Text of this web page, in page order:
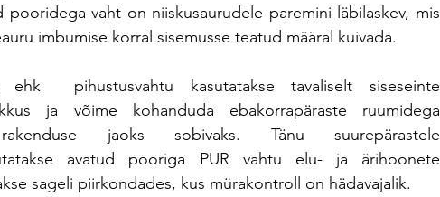
pooridega vaht on niiskusaurudele paremini läbilaskev, mis
imbumise korral sisemusse teatud määral kuivada.
pihustusvahtu kasutatakse tavaliselt siseseinte
ja võime kohanduda ebakorrapäraste ruumidega
jaoks sobivaks. Tänu suurepärastele
avatud pooriga PUR vahtu elu- ja ärihoonete
sageli piirkondades, kus mürakontroll on hädavajalik.